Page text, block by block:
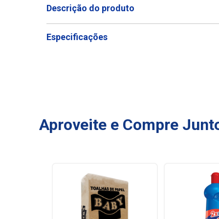
Descrição do produto
Especificações
Aproveite e Compre